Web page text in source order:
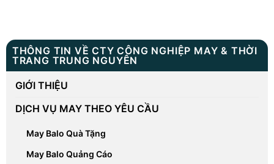
THÔNG TIN VỀ CTY CÔNG NGHIỆP MAY & THỜI
TRANG TRUNG NGUYÊN
GIỚI THIỆU
DỊCH VỤ MAY THEO YÊU CẦU
May Balo Quà Tặng
May Balo Quảng Cáo